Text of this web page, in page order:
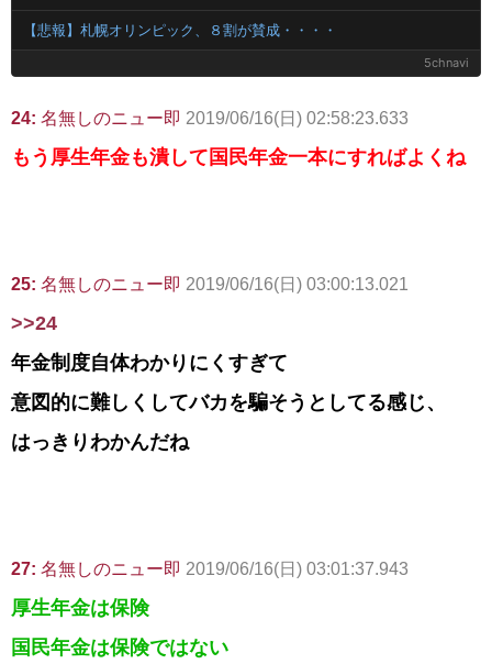
【悲報】札幌オリンピック、８割が賛成・・・・
5chnavi
24: 名無しのニュー即 2019/06/16(日) 02:58:23.633
もう厚生年金も潰して国民年金一本にすればよくね
25: 名無しのニュー即 2019/06/16(日) 03:00:13.021
>>24
年金制度自体わかりにくすぎて
意図的に難しくしてバカを騙そうとしてる感じ、
はっきりわかんだね
27: 名無しのニュー即 2019/06/16(日) 03:01:37.943
厚生年金は保険
国民年金は保険ではない